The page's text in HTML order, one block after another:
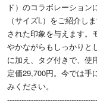
ド）のコラボレーショ
（サイズL）をご紹介し
された印象を与えます。
やかながらもしっかりと
に加え、タグ付きで、使
定価29,700円。今では手
みください。